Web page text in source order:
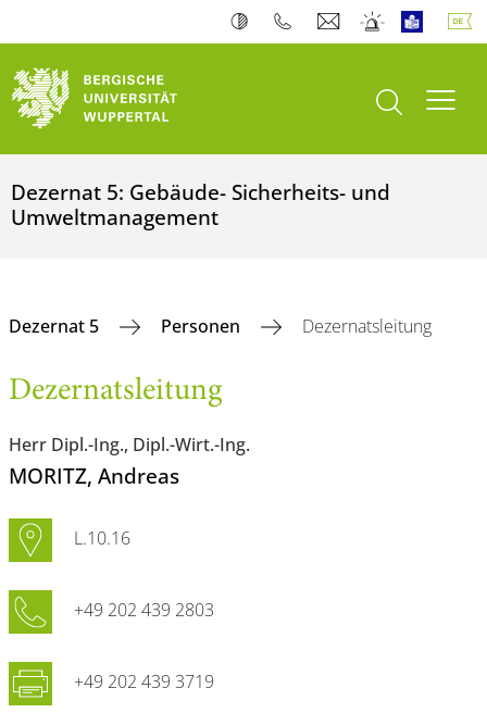
Suche öffnen
Dezernat 5: Gebäude- Sicherheits- und
Umweltmanagement
Dezernat 5 Personen Dezernatsleitung
Dezernatsleitung
Herr Dipl.-Ing., Dipl.-Wirt.-Ing.
MORITZ, Andreas
L.10.16
+49 202 439 2803
+49 202 439 3719